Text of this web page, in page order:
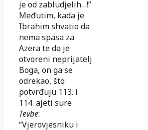
je od za­blud­je­lih…!”
Međutim, kada je
Ibrahim shvatio da
nema spasa za
Azera te da je
otvoreni neprijatelj
Boga, on ga se
odrekao, što
potvrđuju 113. i
114. ajeti sure
Tevbe:
“Vjerovjesniku i